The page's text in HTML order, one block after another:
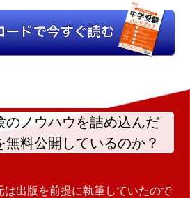
のノウハウを詰め込んだ
無料公開しているのか？
は出版を前提に執筆していたので